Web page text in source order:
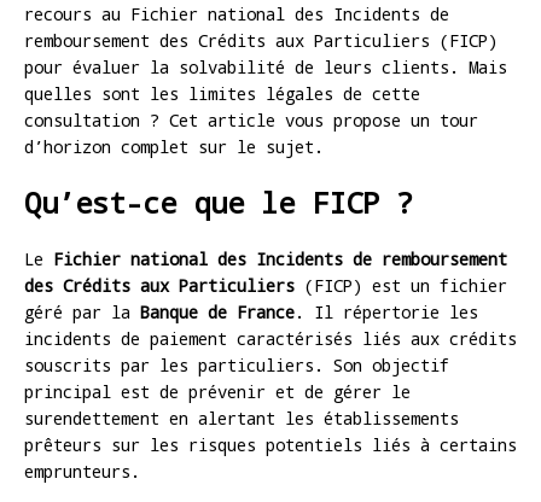
recours au Fichier national des Incidents de
remboursement des Crédits aux Particuliers (FICP)
pour évaluer la solvabilité de leurs clients. Mais
quelles sont les limites légales de cette
consultation ? Cet article vous propose un tour
d’horizon complet sur le sujet.
Qu’est-ce que le FICP ?
Le Fichier national des Incidents de remboursement
des Crédits aux Particuliers (FICP) est un fichier
géré par la Banque de France. Il répertorie les
incidents de paiement caractérisés liés aux crédits
souscrits par les particuliers. Son objectif
principal est de prévenir et de gérer le
surendettement en alertant les établissements
prêteurs sur les risques potentiels liés à certains
emprunteurs.